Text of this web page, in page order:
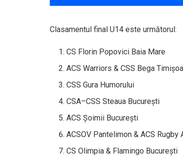
Clasamentul final U14 este următorul:
CS Florin Popovici Baia Mare
ACS Warriors & CSS Bega
CSS Gura Humorului
CSA–CSS Steaua București
ACS Șoimii București
ACSOV Pantelimon & ACS Rugby
CS Olimpia & Flamingo București